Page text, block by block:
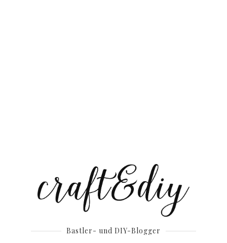
Bastler- und DIY-Blogger